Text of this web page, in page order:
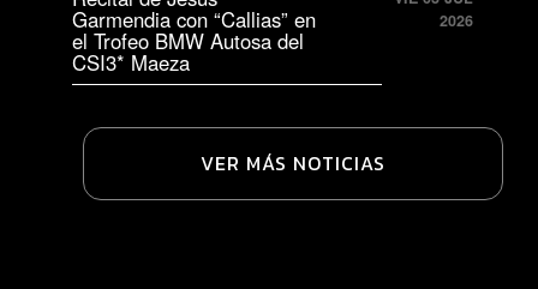
2026
Garmendia con “Callias” en
el Trofeo BMW Autosa del
CSI3* Maeza
VER MÁS NOTICIAS